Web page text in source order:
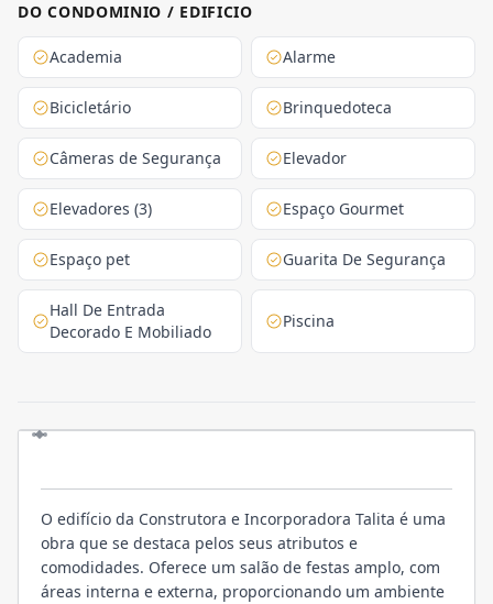
DO CONDOMINIO / EDIFICIO
Academia Alarme
Bicicletário Brinquedoteca
Câmeras de Segurança Elevador
Elevadores (3) Espaço Gourmet
Espaço pet Guarita De Segurança
Hall De Entrada
Decorado E Mobiliado
Piscina
O edifício da Construtora e Incorporadora Talita é uma
obra que se destaca pelos seus atributos e
comodidades. Oferece um salão de festas amplo, com
áreas interna e externa, proporcionando um ambiente